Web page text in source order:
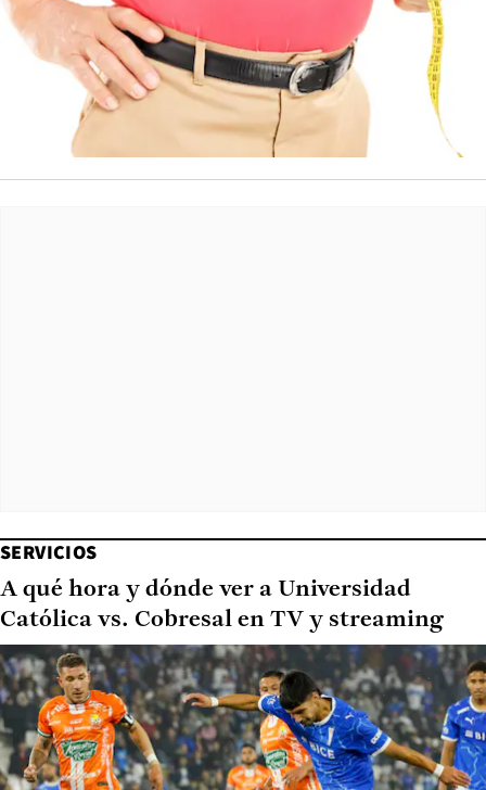
SERVICIOS
A qué hora y dónde ver a Universidad
Católica vs. Cobresal en TV y streaming